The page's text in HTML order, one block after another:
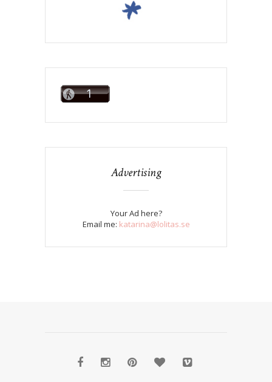
Advertising
Your Ad here?
Email me: katarina@lolitas.se